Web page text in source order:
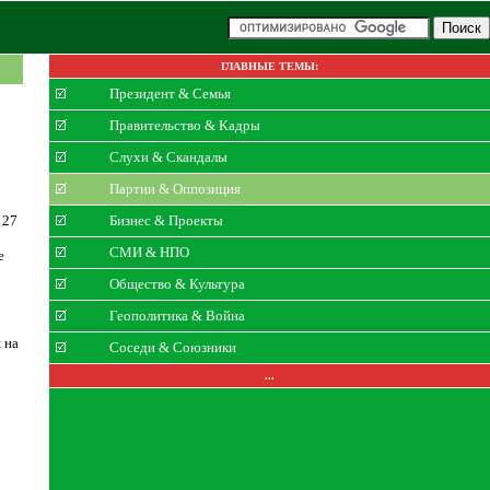
на
ГЛАВНЫЕ ТЕМЫ:
Президент & Семья
Правительство & Кадры
Слухи & Скандалы
Партии & Оппозиция
Бизнес & Проекты
СМИ & НПО
Общество & Культура
Геополитика & Война
Соседи & Союзники
...